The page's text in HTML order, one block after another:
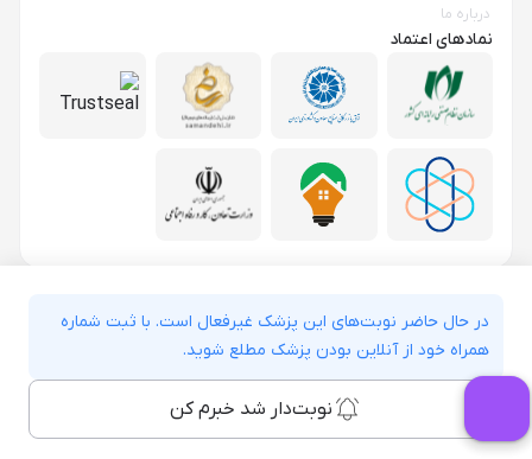
در حال حاضر نوبت‌های این پزشک غیرفعال است. با ثبت شماره
همراه خود از آنلاین بودن پزشک مطلع شوید.
نوبت‌دار شد خبرم کن
درباره ما
نمادهای اعتماد